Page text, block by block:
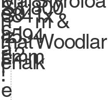
e
a
r
:
n
mat
erial
:
S
c
a
l
e
S
iz
e.
0
1
2
1:800
841x
594
mm
m &
Woodlar
k